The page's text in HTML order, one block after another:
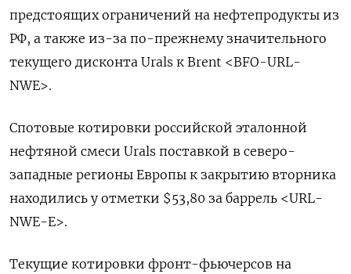
предстоящих ограничений на нефтепродукты из
РФ, а также из-за по-прежнему значительного
текущего дисконта Urals к Brent <BFO-URL-
NWE>.
Спотовые котировки российской эталонной
нефтяной смеси Urals поставкой в северо-
западные регионы Европы к закрытию вторника
находились у отметки $53,80 за баррель <URL-
NWE-E>.
Текущие котировки фронт-фьючерсов на